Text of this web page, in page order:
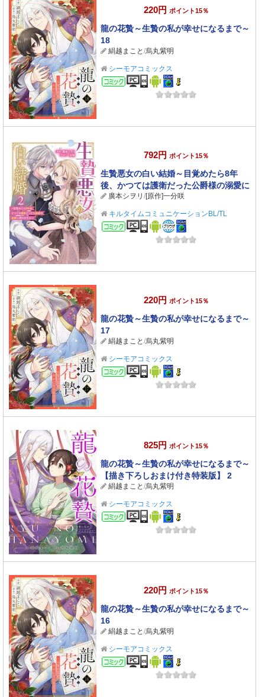
220円 ポイント15％
龍の花贄～生贄の私が幸せになるまで～
18
絹越まこと /烏丸紫明
シーモアコミックス
コミック
792円 ポイント15％
生贄悪女の白い結婚～目覚めたら8年
後、かつては護衛だった公爵様の溺愛に
慣れません！～2
廣本シヲリ /[原作]一分咲
キルタイムコミュニケーションBL/TL
コミック
220円 ポイント15％
龍の花贄～生贄の私が幸せになるまで～
17
絹越まこと /烏丸紫明
シーモアコミックス
コミック
825円 ポイント15％
龍の花贄～生贄の私が幸せになるまで～
【描き下ろしおまけ付き特装版】 2
絹越まこと /烏丸紫明
シーモアコミックス
コミック
220円 ポイント15％
龍の花贄～生贄の私が幸せになるまで～
16
絹越まこと /烏丸紫明
シーモアコミックス
コミック